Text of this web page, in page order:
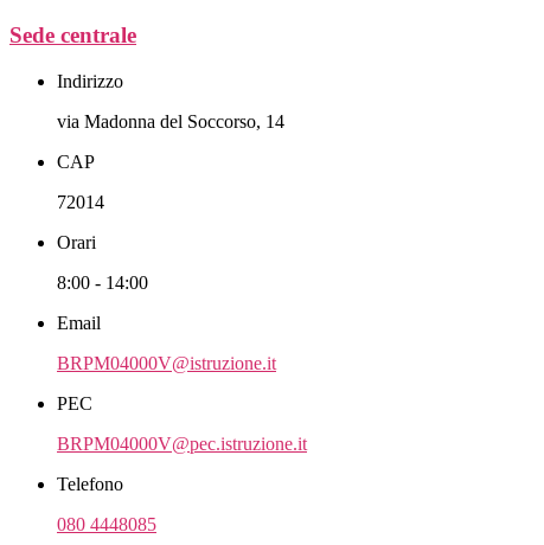
Sede centrale
Indirizzo
via Madonna del Soccorso, 14
CAP
72014
Orari
8:00 - 14:00
Email
BRPM04000V@istruzione.it
PEC
BRPM04000V@pec.istruzione.it
Telefono
080 4448085